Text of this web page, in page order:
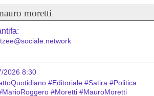
moretti
2026 8:30
#Editoriale #Satira #Politica
MarioRoggero #Moretti #MauroMoretti